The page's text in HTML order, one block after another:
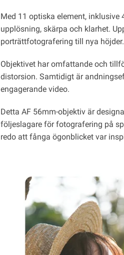
Med 11 optiska element, inklusive
upplösning, skärpa och klarhet.
porträttfotografering till nya höjder.
Objektivet har omfattande och
distorsion. Samtidigt är
engagerande video.
Detta AF 56mm-objektiv är
följeslagare för fotografering på
redo att fånga ögonblicket var